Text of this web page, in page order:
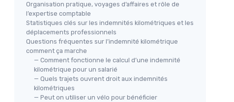
Organisation pratique, voyages d’affaires et rôle de
l’expertise comptable
Statistiques clés sur les indemnités kilométriques et les
déplacements professionnels
Questions fréquentes sur l’indemnité kilométrique
comment ça marche
— Comment fonctionne le calcul d’une indemnité
kilométrique pour un salarié
— Quels trajets ouvrent droit aux indemnités
kilométriques
— Peut on utiliser un vélo pour bénéficier